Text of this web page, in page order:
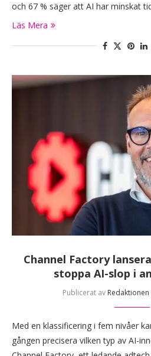
och 67 % säger att AI har minskat
Läs Mera
Channel Factory
stoppa AI-slop i
Publicerat av Redaktionen
Med en klassificering i fem nivåer
gången precisera vilken typ av AI-